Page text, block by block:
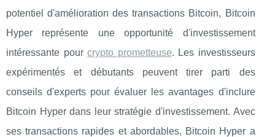
potentiel d'amélioration des transactions Bitcoin, Bitcoin
Hyper représente une opportunité d'investissement
intéressante pourcrypto prometteuse. Les investisseurs
expérimentés et débutants peuvent tirer parti des
conseils d'experts pour évaluer les avantages d'inclure
Bitcoin Hyper dans leur stratégie d'investissement. Avec
ses transactions rapides et abordables, Bitcoin Hyper a